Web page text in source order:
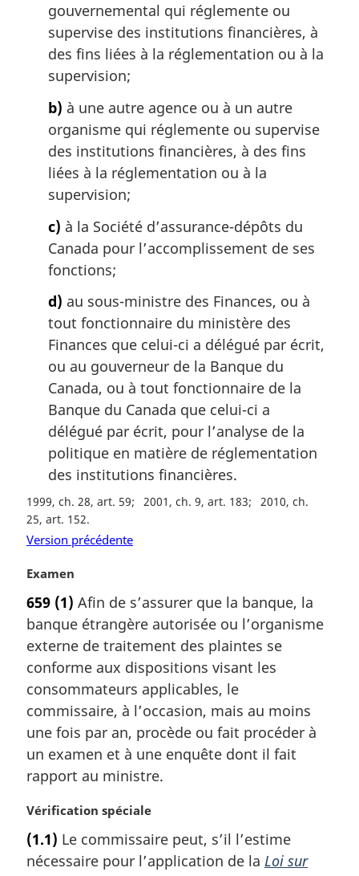
gouvernemental qui réglemente ou
supervise des institutions financières, à
des fins liées à la réglementation ou à la
supervision;
b) à une autre agence ou à un autre
organisme qui réglemente ou supervise
des institutions financières, à des fins
liées à la réglementation ou à la
supervision;
c) à la Société d’assurance-dépôts du
Canada pour l’accomplissement de ses
fonctions;
d) au sous-ministre des Finances, ou à
tout fonctionnaire du ministère des
Finances que celui-ci a délégué par écrit,
ou au gouverneur de la Banque du
Canada, ou à tout fonctionnaire de la
Banque du Canada que celui-ci a
délégué par écrit, pour l’analyse de la
politique en matière de réglementation
des institutions financières.
1999, ch. 28, art. 59 2001, ch. 9, art. 183
2010, ch.
25, art. 152
Version précédente
N
t
e
m
a
g
i
n
a
e
:
Examen
659 (1) Afin de s’assurer que la banque, la
banque étrangère autorisée ou l’organisme
externe de traitement des plaintes se
conforme aux dispositions visant les
consommateurs applicables, le
commissaire, à l’occasion, mais au moins
une fois par an, procède ou fait procéder à
un examen et à une enquête dont il fait
rapport au ministre.
N
t
e
Vérification spéciale
(1.1) Le commissaire peut, s’il l’estime
nécessaire pour l’application de la Loi sur